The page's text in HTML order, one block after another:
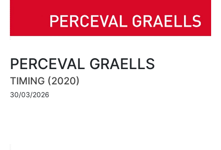
PERCEVAL GRAELLS
TIMING (2020)
30/03/2026